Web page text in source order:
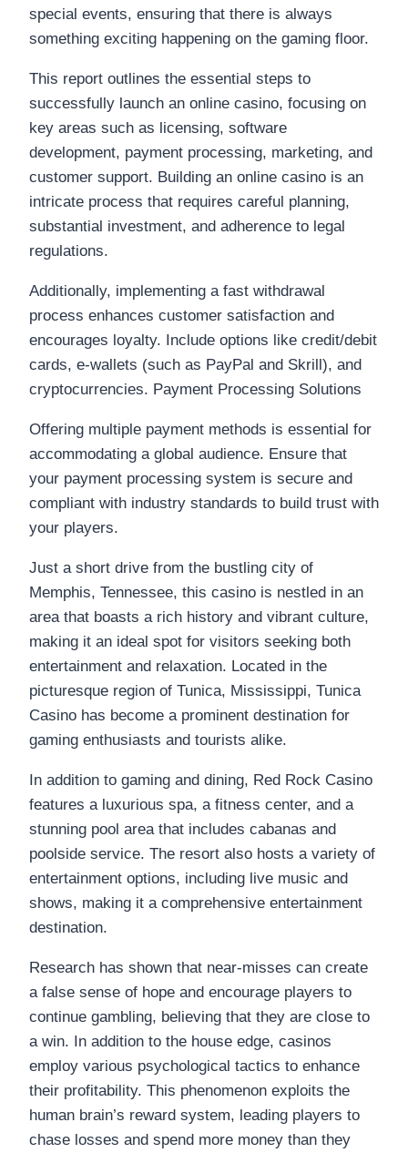
special events, ensuring that there is always
something exciting happening on the gaming floor.
This report outlines the essential steps to
successfully launch an online casino, focusing on
key areas such as licensing, software
development, payment processing, marketing, and
customer support. Building an online casino is an
intricate process that requires careful planning,
substantial investment, and adherence to legal
regulations.
Additionally, implementing a fast withdrawal
process enhances customer satisfaction and
encourages loyalty. Include options like credit/debit
cards, e-wallets (such as PayPal and Skrill), and
cryptocurrencies. Payment Processing Solutions
Offering multiple payment methods is essential for
accommodating a global audience. Ensure that
your payment processing system is secure and
compliant with industry standards to build trust with
your players.
Just a short drive from the bustling city of
Memphis, Tennessee, this casino is nestled in an
area that boasts a rich history and vibrant culture,
making it an ideal spot for visitors seeking both
entertainment and relaxation. Located in the
picturesque region of Tunica, Mississippi, Tunica
Casino has become a prominent destination for
gaming enthusiasts and tourists alike.
In addition to gaming and dining, Red Rock Casino
features a luxurious spa, a fitness center, and a
stunning pool area that includes cabanas and
poolside service. The resort also hosts a variety of
entertainment options, including live music and
shows, making it a comprehensive entertainment
destination.
Research has shown that near-misses can create
a false sense of hope and encourage players to
continue gambling, believing that they are close to
a win. In addition to the house edge, casinos
employ various psychological tactics to enhance
their profitability. This phenomenon exploits the
human brain’s reward system, leading players to
chase losses and spend more money than they